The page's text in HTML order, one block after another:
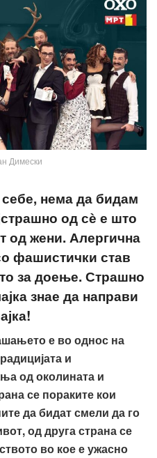
Димески
нема да бидам
од сѐ е што
од жени. Алергична
фашистички став
за доење. Страшно
знае да направи
е во однос на
и
од околината и
се пораките кои
да бидат смели да го
од друга страна се
во кое е ужасно